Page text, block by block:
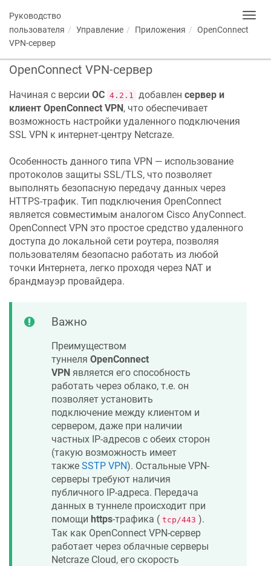
Руководство
пользователя
Управление Приложения
OpenConnect
VPN-сервер
OpenConnect VPN-сервер
Начиная с версии ОС 4.2.1 добавлен сервер и
клиент OpenConnect VPN, что обеспечивает
возможность настройки удаленного подключения
SSL VPN к интернет-центру Netcraze.
Особенность данного типа VPN — использование
протоколов защиты SSL/TLS, что позволяет
выполнять безопасную передачу данных через
HTTPS-трафик. Тип подключения OpenConnect
является совместимым аналогом Cisco AnyConnect.
OpenConnect VPN это простое средство удаленного
доступа до локальной сети роутера, позволяя
пользователям безопасно работать из любой
точки Интернета, легко проходя через NAT и
брандмауэр провайдера.
Важно
Преимуществом
туннеля OpenConnect
VPN является его способность
работать через облако, т.е. он
позволяет установить
подключение между клиентом и
сервером, даже при наличии
частных IP-адресов с обеих сторон
(такую возможность имеет
также SSTP VPN). Остальные VPN-
серверы требуют наличия
публичного IP-адреса. Передача
данных в туннеле происходит при
помощи https-трафика ( tcp/443 ).
Так как OpenConnect VPN-сервер
работает через облачные серверы
Netcraze Cloud, его скорость